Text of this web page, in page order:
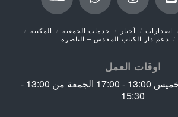
اصدارات أخبار خدمات الجمعية
المكتبة
دعم دار الكتاب المقدس – الناصرة
اوقات العمل
15:30